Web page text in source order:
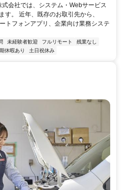
会社では、システム・Webサービス
す。 近年、既存のお取引先から、
トフォンアプリ、企業向け業務システ
未経験者歓迎 フルリモート
残業なし
休暇あり 土日祝休み